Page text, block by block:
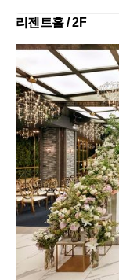
리젠트홀 / 2F